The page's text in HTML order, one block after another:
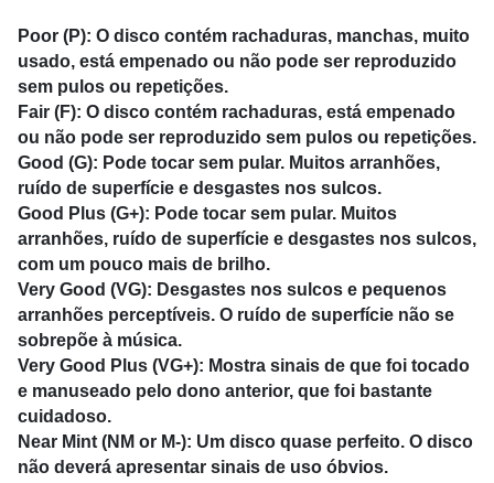
Poor (P): O disco contém rachaduras, manchas, muito
usado, está empenado ou não pode ser reproduzido
sem pulos ou repetições.
Fair (F): O disco contém rachaduras, está empenado
ou não pode ser reproduzido sem pulos ou repetições.
Good (G): Pode tocar sem pular. Muitos arranhões,
ruído de superfície e desgastes nos sulcos.
Good Plus (G+): Pode tocar sem pular. Muitos
arranhões, ruído de superfície e desgastes nos sulcos,
com um pouco mais de brilho.
Very Good (VG): Desgastes nos sulcos e pequenos
arranhões perceptíveis. O ruído de superfície não se
sobrepõe à música.
Very Good Plus (VG+): Mostra sinais de que foi tocado
e manuseado pelo dono anterior, que foi bastante
cuidadoso.
Near Mint (NM or M-): Um disco quase perfeito. O disco
não deverá apresentar sinais de uso óbvios.